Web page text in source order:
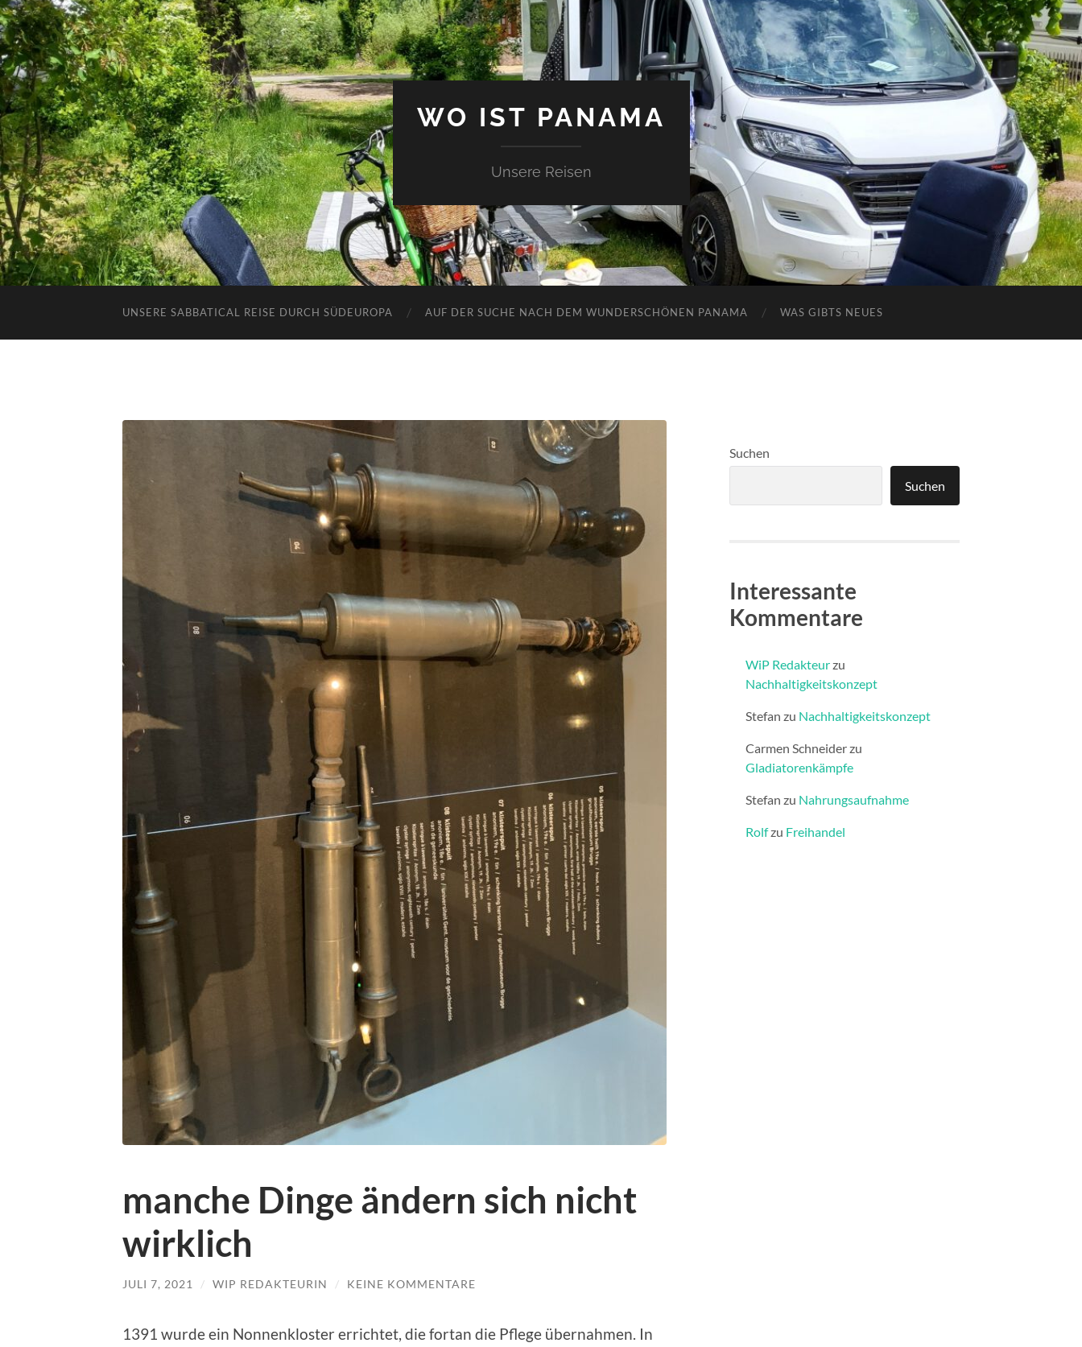
WO IST PANAMA
Unsere Reisen
UNSERE SABBATICAL REISE DURCH SÜDEUROPA AUF DER SUCHE NACH DEM WUNDERSCHÖNEN PANAMA WAS GIBTS NEUES
manche Dinge ändern sich nicht
wirklich
JULI 7, 2021 / WIP REDAKTEURIN / KEINE KOMMENTARE
1391 wurde ein Nonnenkloster errichtet, die fortan die Pflege übernahmen. In
Suchen
Suchen
Interessante
Kommentare
WiP Redakteurzu
Nachhaltigkeitskonzept
Stefan zu Nachhaltigkeitskonzept
Carmen Schneiderzu
Gladiatorenkämpfe
Stefan zu Nahrungsaufnahme
Rolfzu Freihandel